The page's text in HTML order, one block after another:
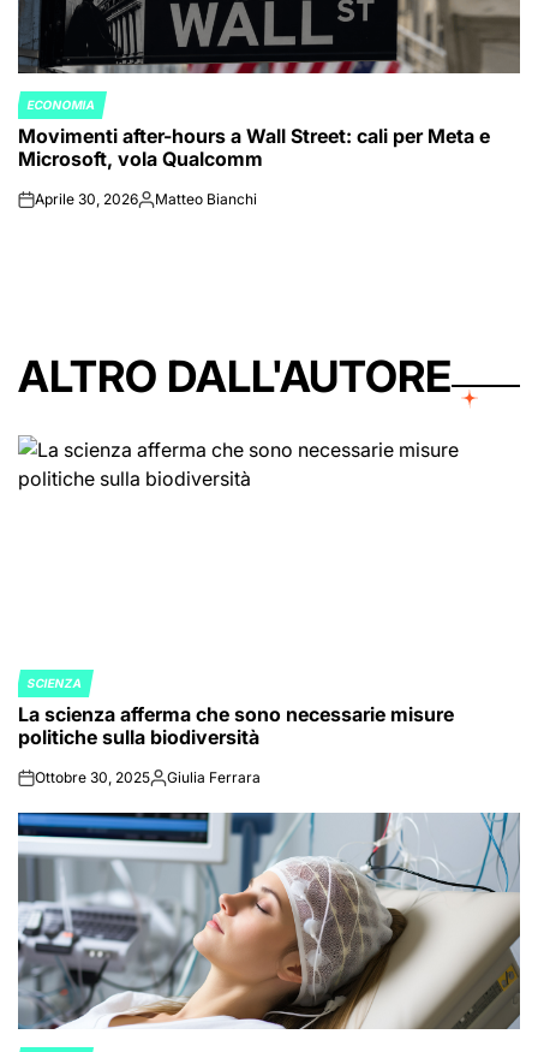
POSTED
IN
ECONOMIA
Movimenti after-hours a Wall Street: cali per Meta e
Microsoft, vola Qualcomm
onAprile 30, 2026Posted
Matteo Bianchi
ALTRO DALL'AUTORE
POSTED
IN
SCIENZA
La scienza afferma che sono necessarie misure
politiche sulla biodiversità
onOttobre 30, 2025Posted
Giulia Ferrara